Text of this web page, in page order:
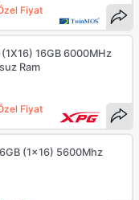
Fiyat
Fiyat
16GB 6000MHz
Ram
(1x16) 5600Mhz